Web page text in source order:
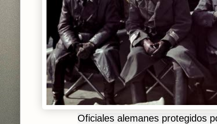
Oficiales alemanes protegidos